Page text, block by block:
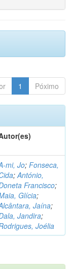
1 Póximo
mi, Jo; Fonseca,
;António,
Francisco;
Glícia;
Jaína;
Jandira;
Joélia